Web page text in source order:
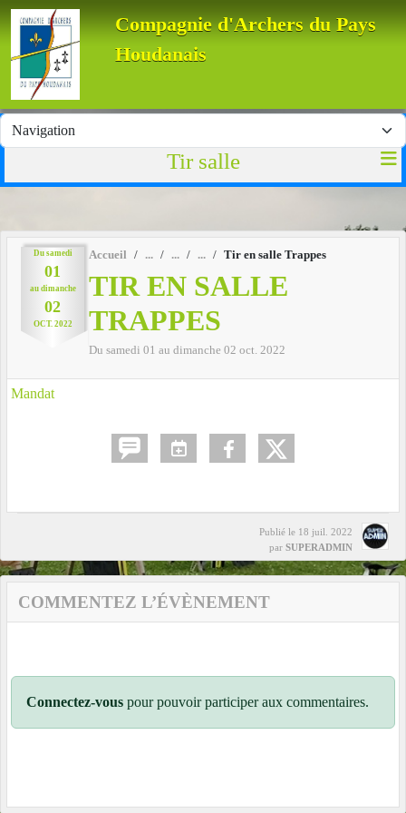
Compagnie d'Archers du Pays
Houdanais
Tir salle
Du samedi
01
au dimanche
02
OCT. 2022
Accueil Tir en salle Trappes
TIR EN SALLE
TRAPPES
Du samedi 01 au dimanche 02 oct. 2022
Mandat
Publié le 18 juil. 2022
par SUPERADMIN
COMMENTEZ L’ÉVÈNEMENT
Connectez-vous pour pouvoir participer aux commentaires.
Panneau de gestion des cookies